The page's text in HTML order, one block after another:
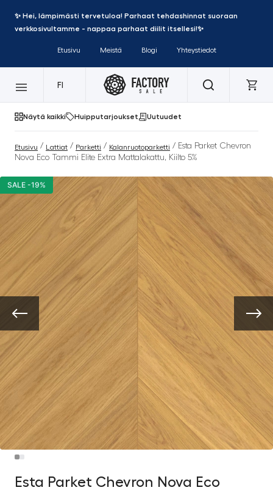
✨ Hei, lämpimästi tervetuloa! Parhaat tehdashinnat suoraan
verkkosivultamme - nappaa parhaat diilit itsellesi!✨
Etusivu Meistä Blogi Yhteystiedot
FI
Näytä kaikki Huipputarjoukset Uutuudet
Etusivu / Lattiat / Parketti / Kalanruotoparketti / Esta Parket Chevron
Nova Eco Tammi Elite Extra Mattalakattu, Kiilto 5%
SALE -19%
Esta Parket Chevron Nova Eco